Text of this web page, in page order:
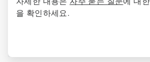
을 확인하세요.